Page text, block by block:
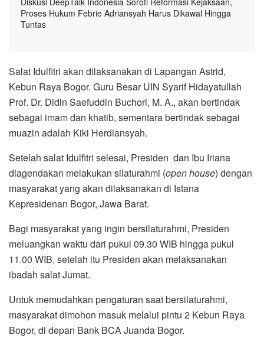
Proses Hukum Febrie Adriansyah Harus Dikawal Hingga
Tuntas
Salat Idulfitri akan dilaksanakan di Lapangan Astrid,
Kebun Raya Bogor. Guru Besar UIN Syarif Hidayatullah
Prof. Dr. Didin Saefuddin Buchori, M. A., akan bertindak
sebagai imam dan khatib, sementara bertindak sebagai
muazin adalah Kiki Herdiansyah.
Setelah salat Idulfitri selesai, Presiden dan Ibu Iriana
diagendakan melakukan silaturahmi (open house) dengan
masyarakat yang akan dilaksanakan di Istana
Kepresidenan Bogor, Jawa Barat.
Bagi masyarakat yang ingin bersilaturahmi, Presiden
meluangkan waktu dari pukul 09.30 WIB hingga pukul
11.00 WIB, setelah itu Presiden akan melaksanakan
ibadah salat Jumat.
Untuk memudahkan pengaturan saat bersilaturahmi,
masyarakat dimohon masuk melalui pintu 2 Kebun Raya
Bogor, di depan Bank BCA Juanda Bogor.